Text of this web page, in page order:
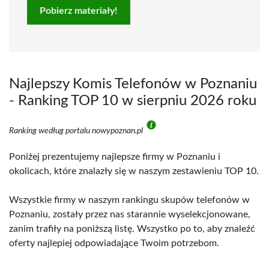
Pobierz materiały!
Najlepszy Komis Telefonów w Poznaniu
- Ranking TOP 10 w sierpniu 2026 roku
Ranking według portalu nowypoznan.pl
Poniżej prezentujemy najlepsze firmy w Poznaniu i
okolicach, które znalazły się w naszym zestawieniu TOP 10.
Wszystkie firmy w naszym rankingu skupów telefonów w
Poznaniu, zostały przez nas starannie wyselekcjonowane,
zanim trafiły na poniższą listę. Wszystko po to, aby znaleźć
oferty najlepiej odpowiadające Twoim potrzebom.